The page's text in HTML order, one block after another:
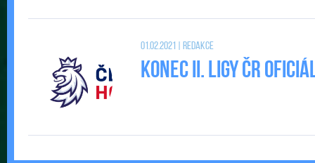
01.02.2021 | Redakce
Konec II. Ligy ČR